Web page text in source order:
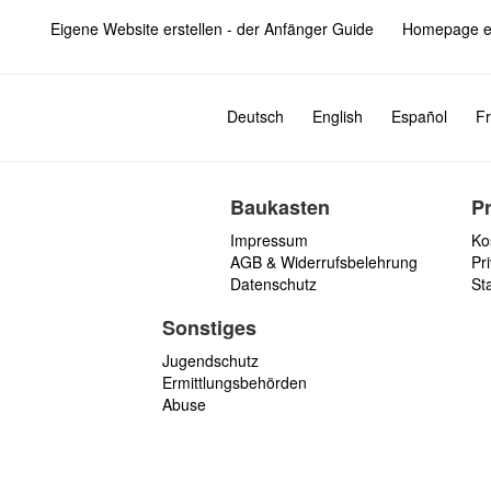
Eigene Website erstellen - der Anfänger Guide Homepage
Deutsch English Español
Baukasten
Impressum
AGB & Widerrufsbelehrung
Datenschutz
Sonstiges
Jugendschutz
Ermittlungsbehörden
Abuse